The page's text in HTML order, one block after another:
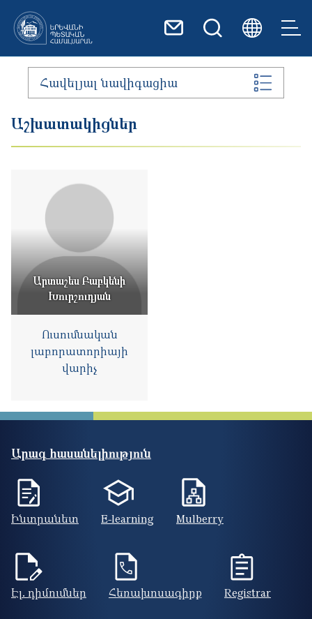
Հավելյալ նավիգացիա
Աշխատակիցներ
Արտաշես Բաբկենի
Խուրշուդյան
Ուսումնական
լաբորատորիայի
վարիչ
Արագ հասանելիություն
Ինտրանետ E-learning Mulberry
Էլ. դիմումներ Հեռախոսագիրք Registrar